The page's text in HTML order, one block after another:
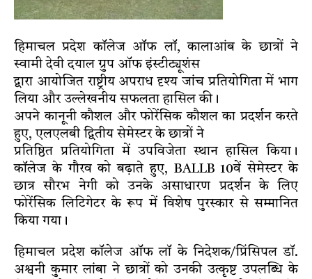
हिमाचल प्रदेश कॉलेज ऑफ लॉ, कालाआंब के छात्रों ने
स्वामी देवी दयाल ग्रुप ऑफ इंस्टीट्यूशंस
द्वारा आयोजित राष्ट्रीय अपराध दृश्य जांच प्रतियोगिता में भाग
लिया और उल्लेखनीय सफलता हासिल की।
अपने कानूनी कौशल और फोरेंसिक कौशल का प्रदर्शन करते
हुए, एलएलबी द्वितीय सेमेस्टर के छात्रों ने
प्रतिष्ठित प्रतियोगिता में उपविजेता स्थान हासिल किया।
कॉलेज के गौरव को बढ़ाते हुए, BALLB 10वें सेमेस्टर के
छात्र सौरभ नेगी को उनके असाधारण प्रदर्शन के लिए
फोरेंसिक लिटिगेटर के रूप में विशेष पुरस्कार से सम्मानित
किया गया।
हिमाचल प्रदेश कॉलेज ऑफ लॉ के निदेशक/प्रिंसिपल डॉ.
अश्वनी कुमार लांबा ने छात्रों को उनकी उत्कृष्ट उपलब्धि के